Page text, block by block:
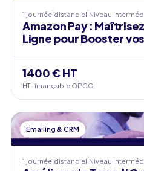
1 journée distanciel Niveau
Amazon Pay :
Ligne pour Booster
1400 € HT
HT · finançable OPCO
Emailing & CRM
1 journée distanciel Niveau